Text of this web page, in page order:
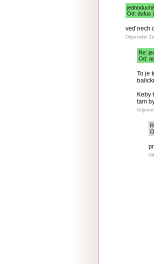
Od: dufus
veď nech
Odpovedať
Re:
Od:
To je
Keby
tam